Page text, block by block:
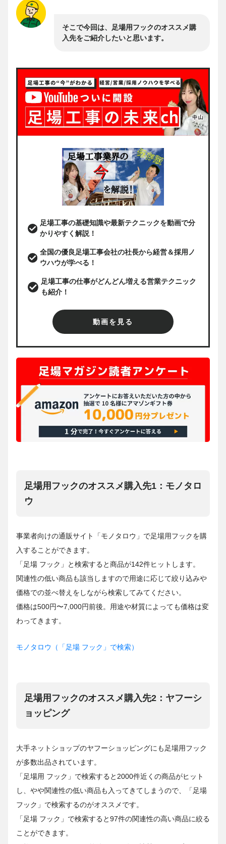
そこで今回は、足場用フックのオススメ購
入先をご紹介したいと思います。
足場工事の基礎知識や最新テクニックを動画で分
かりやすく解説！
全国の優良足場工事会社の社長から経営＆採用ノ
ウハウが学べる！
足場工事の仕事がどんどん増える営業テクニック
も紹介！
動画を見る
足場用フックのオススメ購入先1：モノタロ
ウ
事業者向けの通販サイト「モノタロウ」で足場用フックを購
入することができます。
「足場 フック」と検索すると商品が142件ヒットします。
関連性の低い商品も該当しますので用途に応じて絞り込みや
価格での並べ替えをしながら検索してみてください。
価格は500円〜7,000円前後。用途や材質によっても価格は変
わってきます。
モノタロウ（「足場 フック」で検索）
足場用フックのオススメ購入先2：ヤフーシ
ョッピング
大手ネットショップのヤフーショッピングにも足場用フック
が多数出品されています。
「足場用 フック」で検索すると2000件近くの商品がヒット
し、やや関連性の低い商品も入ってきてしまうので、「足場
フック」で検索するのがオススメです。
「足場 フック」で検索すると97件の関連性の高い商品に絞る
ことができます。